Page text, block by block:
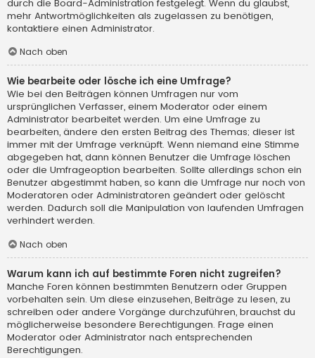
durch die Board-Administration festgelegt. Wenn du glaubst,
mehr Antwortmöglichkeiten als zugelassen zu benötigen,
kontaktiere einen Administrator.
Nach oben
Wie bearbeite oder lösche ich eine Umfrage?
Wie bei den Beiträgen können Umfragen nur vom
ursprünglichen Verfasser, einem Moderator oder einem
Administrator bearbeitet werden. Um eine Umfrage zu
bearbeiten, ändere den ersten Beitrag des Themas; dieser ist
immer mit der Umfrage verknüpft. Wenn niemand eine Stimme
abgegeben hat, dann können Benutzer die Umfrage löschen
oder die Umfrageoption bearbeiten. Sollte allerdings schon ein
Benutzer abgestimmt haben, so kann die Umfrage nur noch von
Moderatoren oder Administratoren geändert oder gelöscht
werden. Dadurch soll die Manipulation von laufenden Umfragen
verhindert werden.
Nach oben
Warum kann ich auf bestimmte Foren nicht zugreifen?
Manche Foren können bestimmten Benutzern oder Gruppen
vorbehalten sein. Um diese einzusehen, Beiträge zu lesen, zu
schreiben oder andere Vorgänge durchzuführen, brauchst du
möglicherweise besondere Berechtigungen. Frage einen
Moderator oder Administrator nach entsprechenden
Berechtigungen.